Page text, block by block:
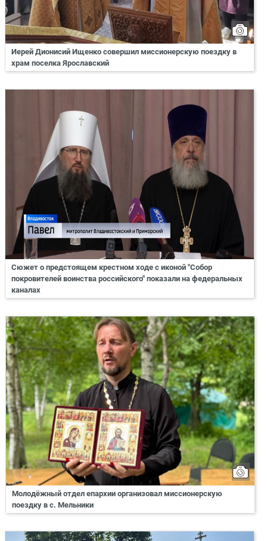
Иерей Дионисий Ищенко совершил миссионерскую поездку в
храм поселка Ярославский
Сюжет о предстоящем крестном ходе с иконой "Собор
покровителей воинства российского" показали на федеральных
каналах
Молодёжный отдел епархии организовал миссионерскую
поездку в с. Мельники